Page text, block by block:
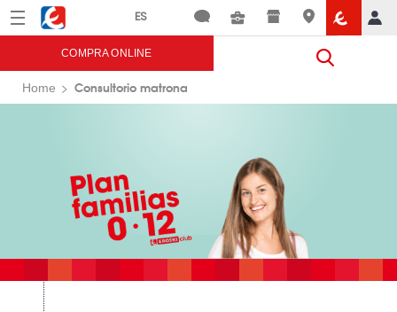
Menú Eroski
COMPRA ONLINE
Home Consultorio matrona